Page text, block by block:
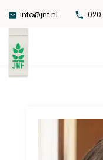
naar
de
inhoud
info@jnf.nl 020
JNF